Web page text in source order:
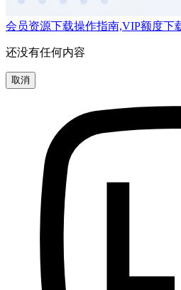
会员资源下载操作指南,VIP额度下
还没有任何内容
取消